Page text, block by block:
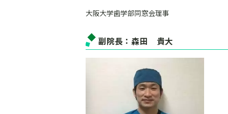
大阪大学歯学部同窓会理事
副院長：森田 貴大